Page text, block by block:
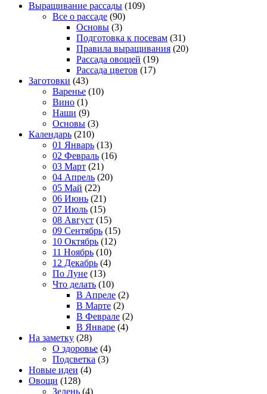
Выращивание рассады (109)
Все о рассаде (90)
Основы (3)
Подготовка к посевам (31)
Правила выращивания (20)
Рассада овощей (19)
Рассада цветов (17)
Заготовки (43)
Варенье (10)
Вино (1)
Наши (9)
Основы (3)
Календарь (210)
01 Январь (13)
02 Февраль (16)
03 Март (21)
04 Апрель (20)
05 Май (22)
06 Июнь (21)
07 Июль (15)
08 Август (15)
09 Сентябрь (15)
10 Октябрь (12)
11 Ноябрь (10)
12 Декабрь (4)
По Луне (13)
Что делать (10)
В Апреле (2)
В Марте (2)
В Феврале (2)
В Январе (4)
На заметку (28)
О здоровье (4)
Подсветка (3)
Новые идеи (4)
Овощи (128)
Зелень (4)